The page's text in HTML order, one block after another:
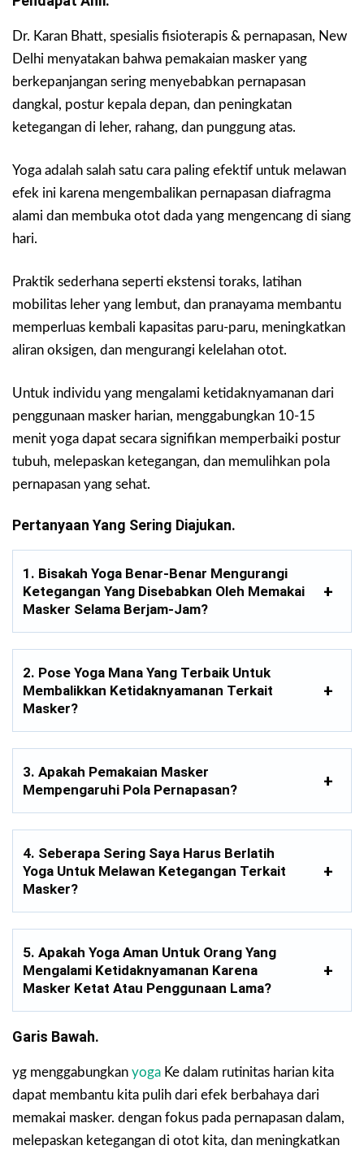
Dr. Karan Bhatt, spesialis fisioterapis & pernapasan, New
Delhi menyatakan bahwa pemakaian masker yang
berkepanjangan sering menyebabkan pernapasan
dangkal, postur kepala depan, dan peningkatan
ketegangan di leher, rahang, dan punggung atas.
Yoga adalah salah satu cara paling efektif untuk melawan
efek ini karena mengembalikan pernapasan diafragma
alami dan membuka otot dada yang mengencang di siang
hari.
Praktik sederhana seperti ekstensi toraks, latihan
mobilitas leher yang lembut, dan pranayama membantu
memperluas kembali kapasitas paru-paru, meningkatkan
aliran oksigen, dan mengurangi kelelahan otot.
Untuk individu yang mengalami ketidaknyamanan dari
penggunaan masker harian, menggabungkan 10-15
menit yoga dapat secara signifikan memperbaiki postur
tubuh, melepaskan ketegangan, dan memulihkan pola
pernapasan yang sehat.
Pertanyaan Yang Sering Diajukan.
1. Bisakah Yoga Benar-Benar Mengurangi
Ketegangan Yang Disebabkan Oleh Memakai
Masker Selama Berjam-Jam?
2. Pose Yoga Mana Yang Terbaik Untuk
Membalikkan Ketidaknyamanan Terkait
Masker?
3. Apakah Pemakaian Masker
Mempengaruhi Pola Pernapasan?
4. Seberapa Sering Saya Harus Berlatih
Yoga Untuk Melawan Ketegangan Terkait
Masker?
5. Apakah Yoga Aman Untuk Orang Yang
Mengalami Ketidaknyamanan Karena
Masker Ketat Atau Penggunaan Lama?
Garis Bawah.
yg menggabungkan yoga Ke dalam rutinitas harian kita
dapat membantu kita pulih dari efek berbahaya dari
memakai masker. dengan fokus pada pernapasan dalam,
melepaskan ketegangan di otot kita, dan meningkatkan